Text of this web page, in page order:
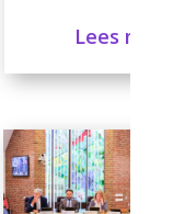
Lees meer